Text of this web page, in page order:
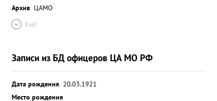
Архив ЦАМО
Ещё
Записи из БД офицеров ЦА МО РФ
Дата рождения 20.03.1921
Место рождения